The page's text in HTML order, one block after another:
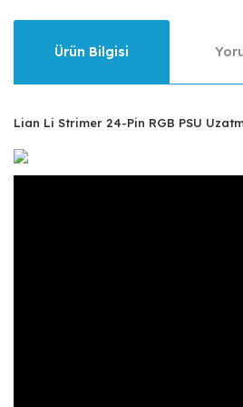
Ürün Bilgisi
Lian Li Strimer 24-Pin RGB PSU